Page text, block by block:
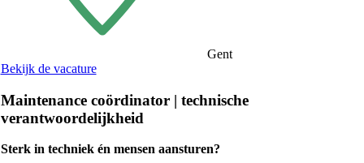
Gent
Bekijk de vacature
Maintenance coördinator | technische
verantwoordelijkheid
Sterk in techniek én mensen aansturen?